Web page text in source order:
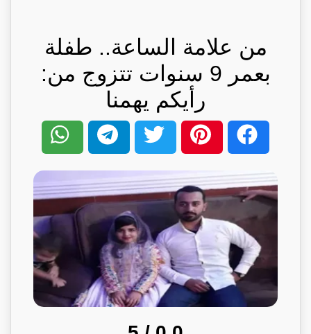
من علامة الساعة.. طفلة
بعمر 9 سنوات تتزوج من:
رأيكم يهمنا